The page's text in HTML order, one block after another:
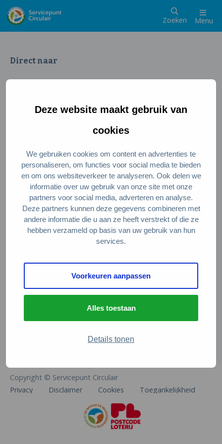
Deze website maakt gebruik van
cookies
We gebruiken cookies om content en advertenties te
personaliseren, om functies voor social media te bieden
en om ons websiteverkeer te analyseren. Ook delen we
informatie over uw gebruik van onze site met onze
partners voor social media, adverteren en analyse.
Deze partners kunnen deze gegevens combineren met
andere informatie die u aan ze heeft verstrekt of die ze
hebben verzameld op basis van uw gebruik van hun
services.
Voorkeuren aanpassen
Alles toestaan
Details tonen
Zoeken Menu
Direct naar
Wat is een circulaire samenleving
Meedoen als ondernemer
Circulaire producten en diensten
Wie zijn wij?
Over ons
Stel je vraag
Servicepunt Team
Veelgestelde vragen
De Natuur en Milieufederaties
Arthur van Schendelstraat 600
info@natuurenmilieufederaties.nl
Copyright © Servicepunt Circulair
Privacy
Disclaimer Cookies Toegankelijkheid